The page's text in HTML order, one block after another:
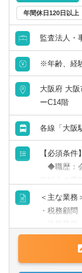
1,580万円
／年間顧問
ブ月額66.5
※担当件数
く、顧問料
す。「無理
でご安心く
（1）担当
（3）希望
ー」、資
利益からレ
＜勤続年
◆入社1年
・担当顧問
・プレイ
・個人事
ンで担当。
年間休日120日以上
監査法人・
※年齢、経
大阪府 大
ーC14階
各線「大阪
【必須条件】
◆職歴：
年以上の
ウントされ
◆経験：顧
※「経験者
で顧客対
＜主な業務
・税務顧問
・タック
・会社設立